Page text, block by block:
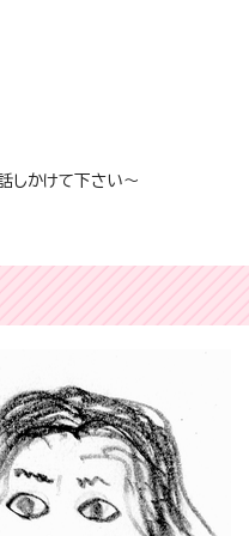
しかけて下さい～